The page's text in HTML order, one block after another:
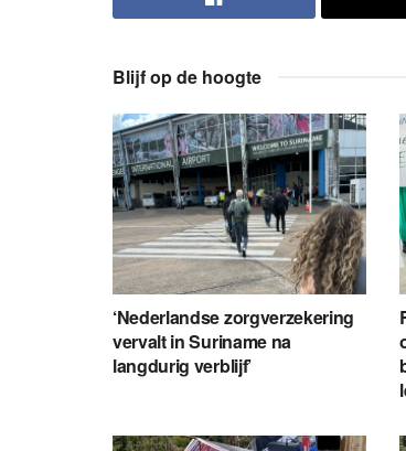
Blijf op de hoogte
‘Nederlandse zorgverzekering
vervalt in Suriname na
langdurig verblijf’